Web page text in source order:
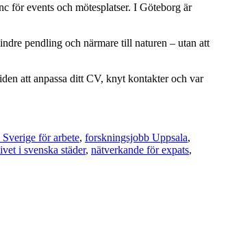
för events och mötesplatser. I Göteborg är
pendling och närmare till naturen – utan att
att anpassa ditt CV, knyt kontakter och var
för arbete, forskningsjobb Uppsala,
i svenska städer, nätverkande för expats,